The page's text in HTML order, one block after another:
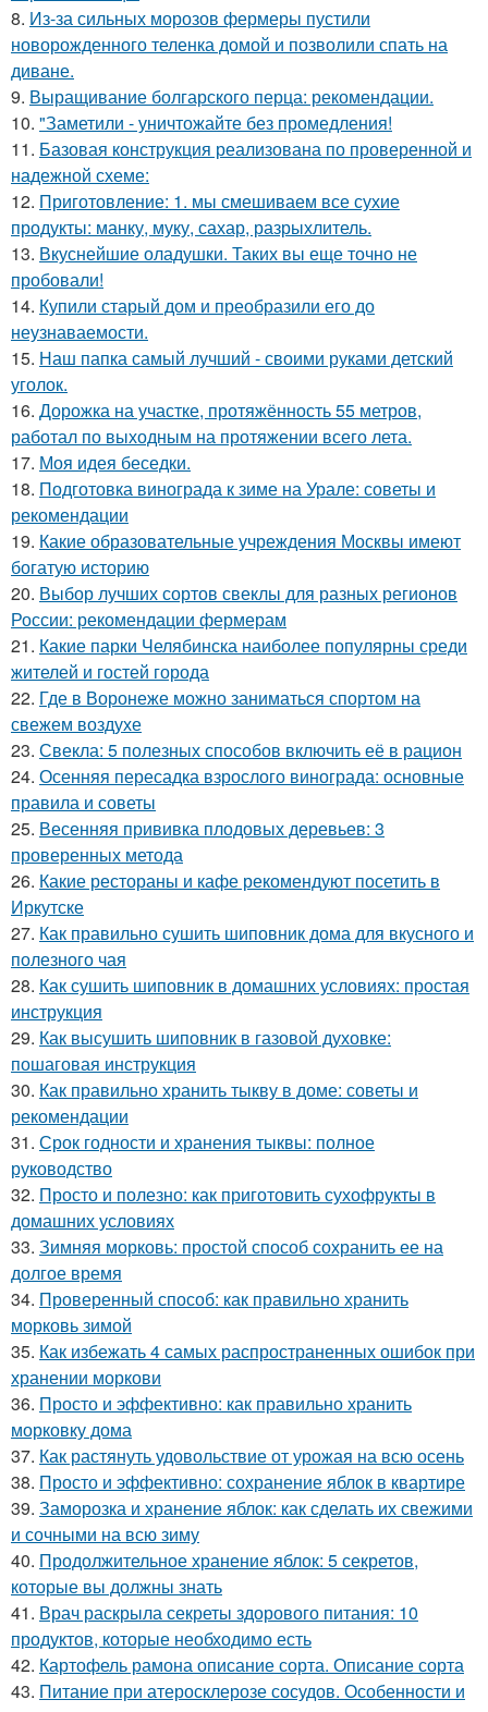
8. Из-за сильных морозов фермеры пустили
новорожденного теленка домой и позволили спать на
диване.
9. Выращивание болгарского перца: рекомендации.
10. "Заметили - уничтожайте без промедления!
11. Базовая конструкция реализована по проверенной и
надежной схеме:
12. Приготовление: 1. мы смешиваем все сухие
продукты: манку, муку, сахар, разрыхлитель.
13. Вкуснейшие оладушки. Таких вы еще точно не
пробовали!
14. Купили старый дом и преобразили его до
неузнаваемости.
15. Наш папка самый лучший - своими руками детский
уголок.
16. Дорожка на участке, протяжённость 55 метров,
работал по выходным на протяжении всего лета.
17. Моя идея беседки.
18. Подготовка винограда к зиме на Урале: советы и
рекомендации
19. Какие образовательные учреждения Москвы имеют
богатую историю
20. Выбор лучших сортов свеклы для разных регионов
России: рекомендации фермерам
21. Какие парки Челябинска наиболее популярны среди
жителей и гостей города
22. Где в Воронеже можно заниматься спортом на
свежем воздухе
23. Свекла: 5 полезных способов включить её в рацион
24. Осенняя пересадка взрослого винограда: основные
правила и советы
25. Весенняя прививка плодовых деревьев: 3
проверенных метода
26. Какие рестораны и кафе рекомендуют посетить в
Иркутске
27. Как правильно сушить шиповник дома для вкусного и
полезного чая
28. Как сушить шиповник в домашних условиях: простая
инструкция
29. Как высушить шиповник в газовой духовке:
пошаговая инструкция
30. Как правильно хранить тыкву в доме: советы и
рекомендации
31. Срок годности и хранения тыквы: полное
руководство
32. Просто и полезно: как приготовить сухофрукты в
домашних условиях
33. Зимняя морковь: простой способ сохранить ее на
долгое время
34. Проверенный способ: как правильно хранить
морковь зимой
35. Как избежать 4 самых распространенных ошибок при
хранении моркови
36. Просто и эффективно: как правильно хранить
морковку дома
37. Как растянуть удовольствие от урожая на всю осень
38. Просто и эффективно: сохранение яблок в квартире
39. Заморозка и хранение яблок: как сделать их свежими
и сочными на всю зиму
40. Продолжительное хранение яблок: 5 секретов,
которые вы должны знать
41. Врач раскрыла секреты здорового питания: 10
продуктов, которые необходимо есть
42. Картофель рамона описание сорта. Описание сорта
43. Питание при атеросклерозе сосудов. Особенности и